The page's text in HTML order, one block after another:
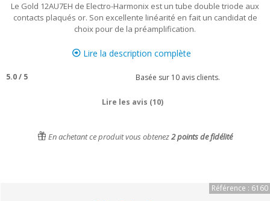
Le Gold 12AU7EH de Electro-Harmonix est un tube double triode aux
contacts plaqués or. Son excellente linéarité en fait un candidat de
choix pour de la préamplification.
Lire la description complète
5.0/ 5 Basée sur 10avis clients.
Lire les avis (10)
En achetant ce produit vous obtenez2points de fidélité
Référence : 6160